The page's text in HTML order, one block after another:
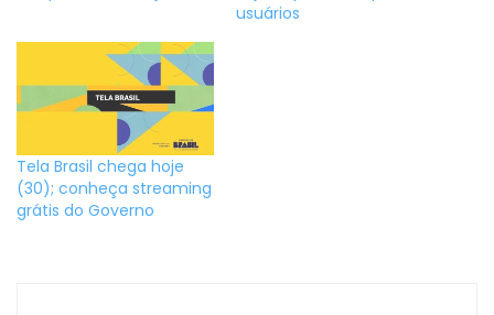
usuários
Tela Brasil chega hoje
(30); conheça streaming
grátis do Governo